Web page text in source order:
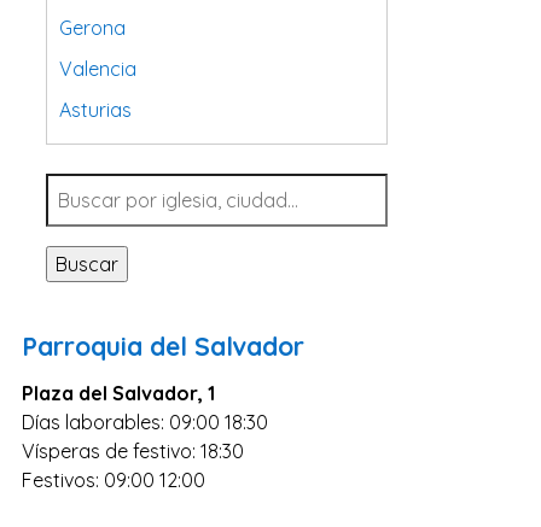
Gerona
Valencia
Asturias
Tarragona
Navarra
Valladolid
Sevilla
Santa Cruz de Tenerife
Cantabria
Islas Baleares
Las Palmas
Buscar
Parroquia del Salvador
Plaza del Salvador, 1
Días laborables: 09:00 18:30
Vísperas de festivo: 18:30
Festivos: 09:00 12:00